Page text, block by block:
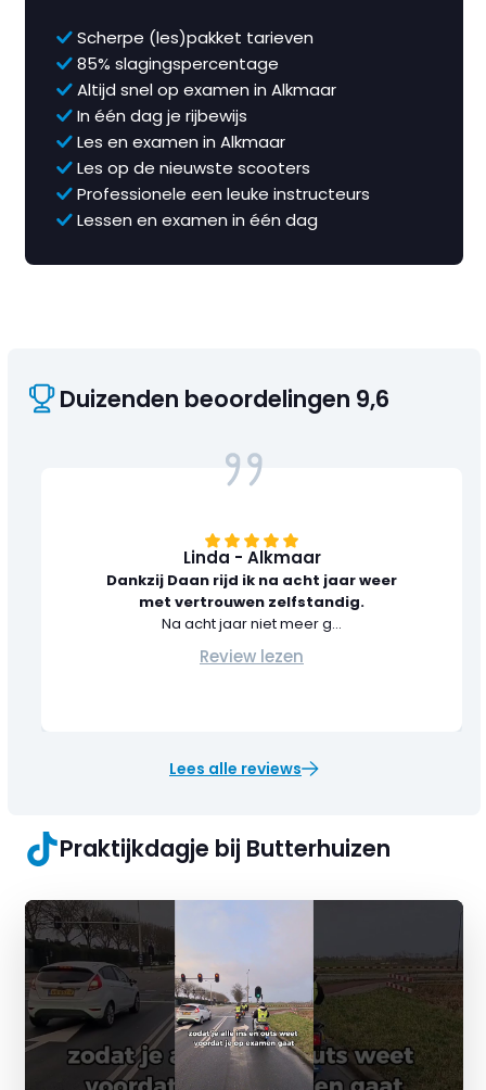
Scherpe (les)pakket tarieven
85% slagingspercentage
Altijd snel op examen in Alkmaar
In één dag je rijbewijs
Les en examen in Alkmaar
Les op de nieuwste scooters
Professionele een leuke instructeurs
Lessen en examen in één dag
Duizenden beoordelingen 9,6
Linda - Alkmaar
Dankzij Daan rijd ik na acht jaar weer
met vertrouwen zelfstandig.
Na acht jaar niet meer g...
Review lezen
Lees alle reviews
Praktijkdagje bij Butterhuizen